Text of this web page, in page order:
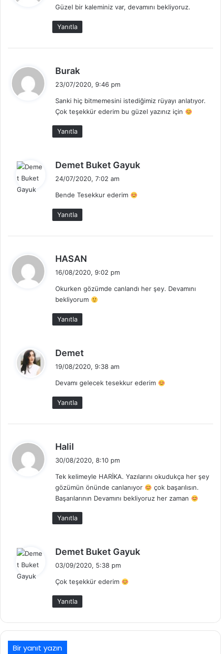
i
Güzel bir kaleminiz var, devamını bekliyoruz.
Yanıtla
Burak
e
i
k
i
:
23/07/2020, 9:46 pm
Sanki hiç bitmemesini istediğimiz rüyayı anlatıyor.
Çok teşekkür ederim bu güzel yazınız için
Yanıtla
Demet Buket Gayuk
24/07/2020, 7:02 am
Bende Tesekkur ederim
Yanıtla
HASAN
e
i
k
16/08/2020, 9:02 pm
Okurken gözümde canlandı her şey. Devamını
bekliyorum
Yanıtla
Demet
e
i
19/08/2020, 9:38 am
Devamı gelecek tesekkur ederim
Yanıtla
Halil
e
i
k
i
:
30/08/2020, 8:10 pm
Tek kelimeyle HARİKA. Yazılarını okudukça her şey
gözümün önünde canlanıyor
çok başarılısın.
Başarılarının Devamını bekliyoruz her zaman
Yanıtla
Demet Buket Gayuk
03/09/2020, 5:38 pm
Çok teşekkür ederim
Yanıtla
Bir yanıt yazın